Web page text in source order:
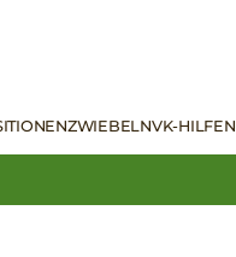
ZWIEBELNVK-HILFEN